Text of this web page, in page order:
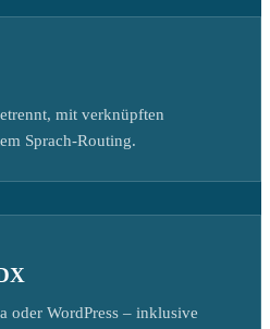
mit verknüpften
Sprach-Routing.
oder WordPress – inklusive